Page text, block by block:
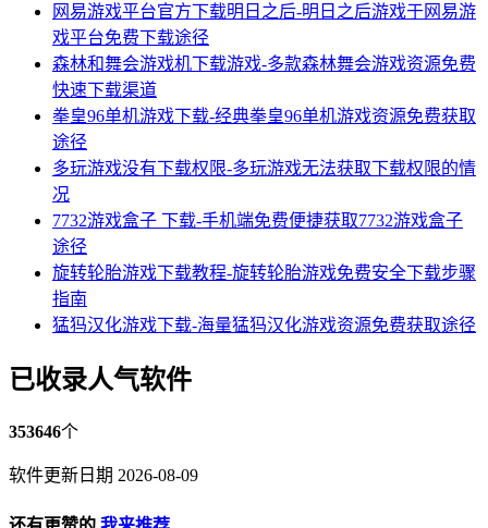
网易游戏平台官方下载明日之后-明日之后游戏于网易游
戏平台免费下载途径
森林和舞会游戏机下载游戏-多款森林舞会游戏资源免费
快速下载渠道
拳皇96单机游戏下载-经典拳皇96单机游戏资源免费获取
途径
多玩游戏没有下载权限-多玩游戏无法获取下载权限的情
况
7732游戏盒子 下载-手机端免费便捷获取7732游戏盒子
途径
旋转轮胎游戏下载教程-旋转轮胎游戏免费安全下载步骤
指南
猛犸汉化游戏下载-海量猛犸汉化游戏资源免费获取途径
已收录人气软件
353646个
软件更新日期 2026-08-09